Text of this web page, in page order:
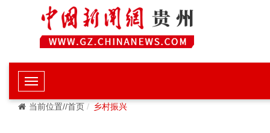
当前位置//首页 乡村振兴